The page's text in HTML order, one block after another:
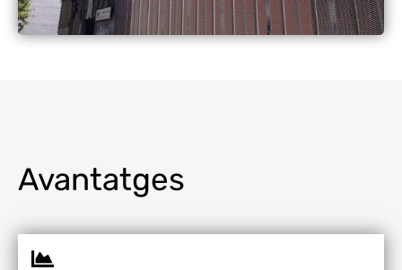
Avantatges